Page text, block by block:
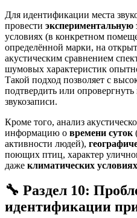
Для идентификации места
провести экспериментальную
условиях (в конкретном
определённой марки, на
акустическим сравнением
шумовых характеристик
Такой подход позволяет с
подтвердить или
звукозаписи.
Кроме того, анализ
информацию о времени суток
активности людей),
поющих птиц, характер
даже климатических условиях
🔧 Раздел 10:
идентификации